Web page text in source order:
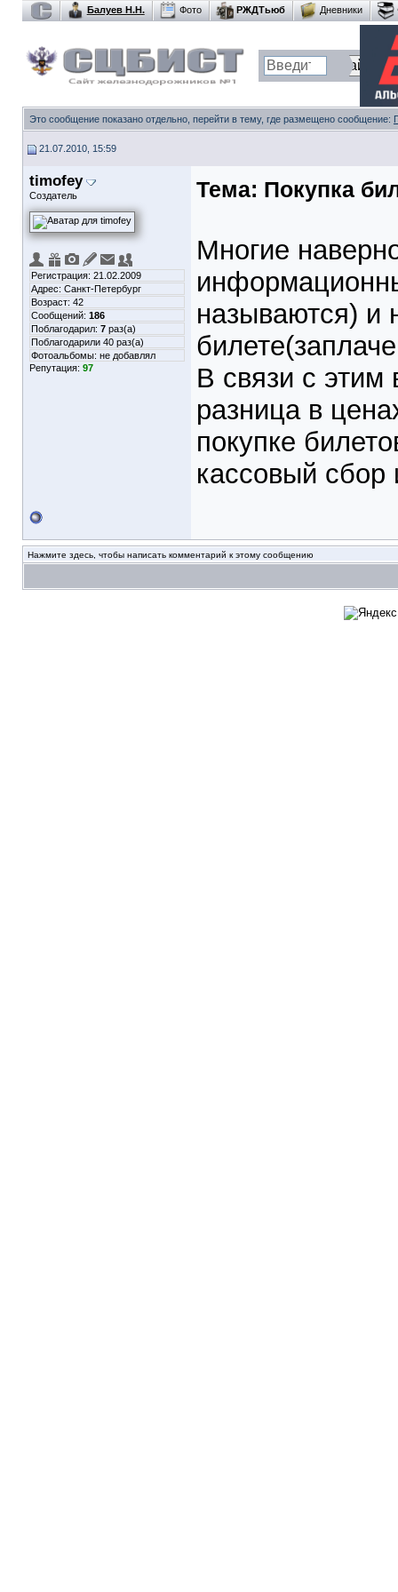
Балуев Н.Н. Фото РЖДТьюб Дневники
Это сообщение показано отдельно, перейти в тему, где размещено сообщение:
21.07.2010, 15:59
timofey
Создатель
Регистрация: 21.02.2009
Адрес: Санкт-Петербург
Возраст: 42
Сообщений: 186
Поблагодарил: 7 раз(а)
Поблагодарили 40 раз(а)
Фотоальбомы: не добавлял
Репутация: 97
Тема: Покупка
Многие
называются) и
В связи с этим
разница в
покупке
кассовый
Нажмите здесь, чтобы написать комментарий к этому сообщению